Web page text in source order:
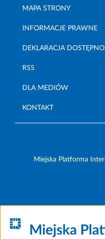
MAPA STRONY
INFORMACJE PRAWNE
DEKLARACJA
RSS
DLA MEDIÓW
KONTAKT
Miejska Platforma
Miejska